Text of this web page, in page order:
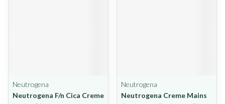
Neutrogena
Neutrogena F/n Cica Creme
Neutrogena
Neutrogena Creme Mains